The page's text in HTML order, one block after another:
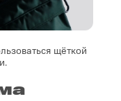
щёткой